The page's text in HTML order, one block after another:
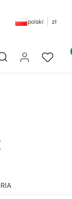
polski zł
Otwórz wyszukiwarkę